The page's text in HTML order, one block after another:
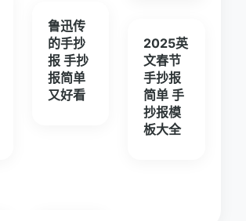
鲁迅传
的手抄
报 手抄
报简单
又好看
2025英
文春节
手抄报
简单 手
抄报模
板大全